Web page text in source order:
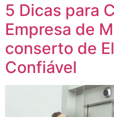
5 Dicas para
Empresa de
conserto de
Confiável